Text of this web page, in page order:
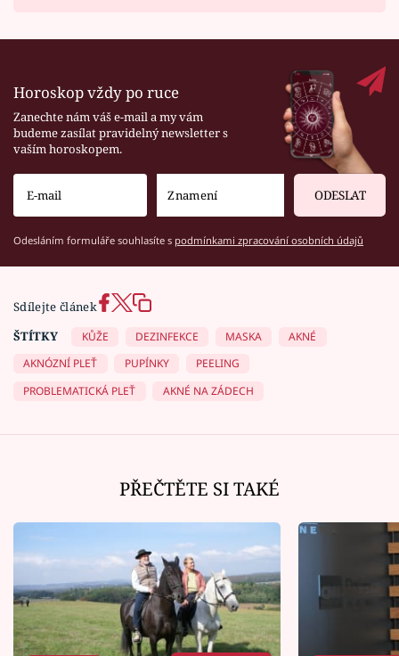
Horoskop vždy po ruce
Zanechte nám váš e-mail a my vám
budeme zasílat pravidelný newsletter s
vaším horoskopem.
ODESLAT
Odesláním formuláře souhlasíte s podmínkami zpracování osobních údajů
Sdílejte článek
ŠTÍTKY
KŮŽE DEZINFEKCE MASKA
AKNÉ
AKNÓZNÍ PLEŤ
PUPÍNKY
PEELING
PROBLEMATICKÁ PLEŤ
AKNÉ NA ZÁDECH
PŘEČTĚTE SI TAKÉ